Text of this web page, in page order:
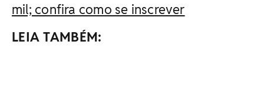
mil; confira como se inscrever
LEIA TAMBÉM: